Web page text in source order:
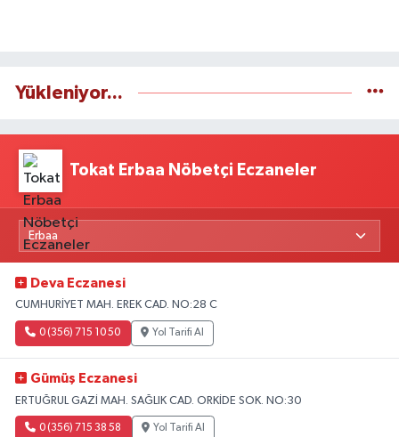
Yükleniyor...
Tokat Erbaa Nöbetçi Eczaneler
Deva Eczanesi
CUMHURİYET MAH. EREK CAD. NO:28 C
0 (356) 715 10 50 Yol Tarifi Al
Gümüş Eczanesi
ERTUĞRUL GAZİ MAH. SAĞLIK CAD. ORKİDE SOK. NO:30
0 (356) 715 38 58 Yol Tarifi Al